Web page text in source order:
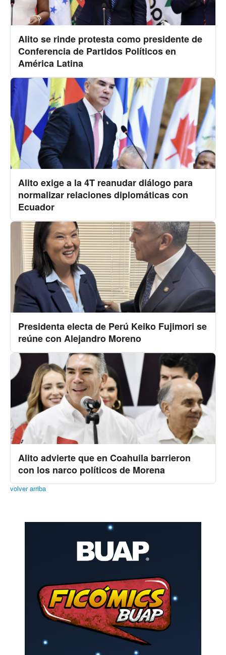
Alito se rinde protesta como presidente de
Conferencia de Partidos Políticos en
América Latina
Alito exige a la 4T reanudar diálogo para
normalizar relaciones diplomáticas con
Ecuador
Presidenta electa de Perú Keiko Fujimori se
reúne con Alejandro Moreno
Alito advierte que en Coahuila barrieron
con los narco políticos de Morena
volver arriba